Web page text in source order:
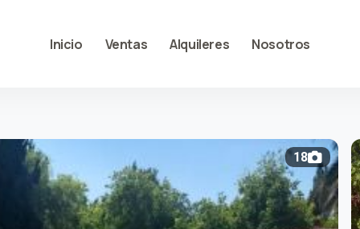
Inicio Ventas Alquileres Nosotros
18